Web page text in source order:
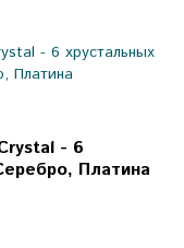
- 6
Платина